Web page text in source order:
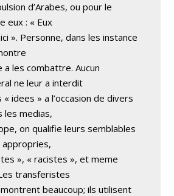
d’Arabes, ou pour le
eux : « Eux
». Personne, dans les instance
a les combattre. Aucun
ne leur a interdit
idees » a l’occasion de divers
les medias,
on qualifie leurs semblables
», « racistes », et meme
transferistes
beaucoup; ils utilisent